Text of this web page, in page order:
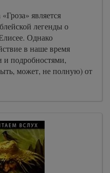
является
легенды о
Однако
в наше время
и подробностями,
может, не полную) от